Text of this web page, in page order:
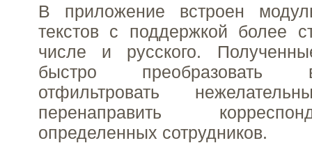
В приложение встроен
текстов с поддержкой более
числе и русского.
быстро преобразовать
отфильтровать
перенаправить
определенных сотрудников.